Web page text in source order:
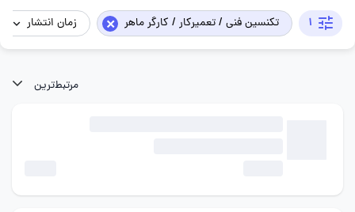
1 تکنسین فنی / تعمیرکار / کارگر ماهر × زمان انتشار